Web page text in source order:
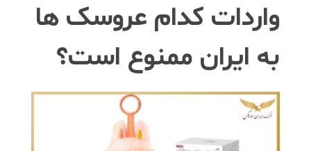
واردات کدام عروسک ها
به ایران ممنوع است؟